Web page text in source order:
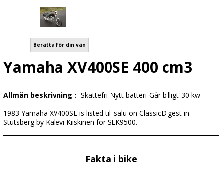
Berätta för din vän
Yamaha XV400SE 400 cm3
Allmän beskrivning : -Skattefri-Nytt batteri-Går billigt-30 kw
1983 Yamaha XV400SE is listed till salu on ClassicDigest in
Stutsberg by Kalevi Kiiskinen for SEK9500.
Fakta i bike